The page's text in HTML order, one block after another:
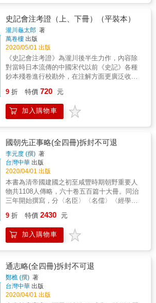
遷的態度，歷史不是一堆「What」，重要的是
「How and Why」。在個人層次上，一個人為
什麼會用這種方式講話做事？作為一個群體，
彼此行為之間的互動會產生什麼模式，他們為
何如此？某些事情會導致什麼樣的後果？為了
達到某種目的又選擇何種手段？這些都在歷史
裡，也是我們理解、研究史學時最重要的挑
戰。 當我們以這樣的視野和方式去整理豐富龐
雜的史實，就會對人類行為有一個合理的解
古鑑今，讓歷史對當下現實有所幫助。司馬遷
在著作中清楚地展現了這種歷史態度。他用了
幾個重要的觀念解釋《史記》的目的。 《史
記》是一部通史，也就意味著是人類有意識、
有經驗以來的總和。通史是時間的完整呈現，
司馬遷要從開天闢地、人怎麼來、人的社會怎
麼來、人的歷史怎麼來開始寫起。通史不會有
真正的終點，因為時間要繼續流下去，不過在
現實上，司馬遷只能把歷史寫到自己那個時
代。這件事情本身的意義非常重大，因為這是
中國歷史意識的一次提升與突破。 司馬遷用他
的著作讓我們認識到，當我們把歷史當作一個
整體時，所看到的歷史、從裡面學到的內容，
以及因此認識到的世界與道理，是完全不一樣
的。 為什麼人們需要歷史，就是因為只有通過
兩千年時空的心靈對話 ◎通透練達的歷史星圖
詳解，刻畫史家「對抗天道」的永恆使命。 ◎
賦予「究天人之際，通古今之變，成一家之
言」現代性定義－－洞悉命運與人的意志、時
史記會注考證（上、下冊）（平裝本）
瀧川龜太郎 著
萬卷樓 出版
2020/05/01 出版
《史記會注考證》為瀧川後半生力作，內容除
對當時日本流傳的中國宋代以前《史記》各種
鈔本殘卷進行校勘外，在注解方面更廣泛收羅
經典權威作品。
9 折 特價 720 元
加入購物車
國朝先正事略(全四冊)拆封不可退
李元度 (撰) 著
台灣中華 出版
2020/04/01 出版
本書為清帝國建國之初至咸豐時期朝野重要人
物共1108人傳略，六十卷五百篇十大冊。同治
三年開始撰寫，分〈名臣〉〈名儒〉〈經學〉
緒十六年鄒存淦校對抄本，另朱孔彰著有《國
朝先正事略續編》四卷。 & 本書特色 & 1. 本書
為清帝國建國之初至咸豐時期朝野重要人物共
9 折 特價 2430 元
加入購物車
通志略(全四冊)拆封不可退
鄭樵 (撰) 著
台灣中華 出版
2020/04/01 出版